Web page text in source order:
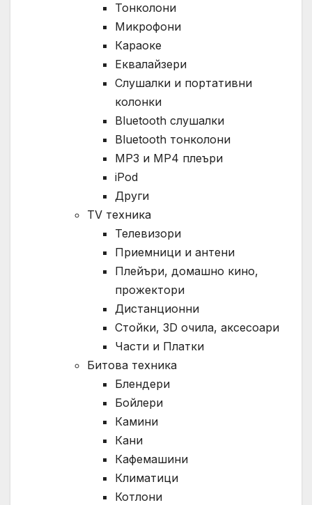
Тонколони
Микрофони
Караоке
Еквалайзери
Слушалки и портативни
колонки
Bluetooth слушалки
Bluetooth тонколони
MP3 и MP4 плеъри
iPod
Други
TV техника
Телевизори
Приемници и антени
Плейъри, домашно кино,
прожектори
Дистанционни
Стойки, 3D очила, аксесоари
Части и Платки
Битова техника
Блендери
Бойлери
Камини
Кани
Кафемашини
Климатици
Котлони